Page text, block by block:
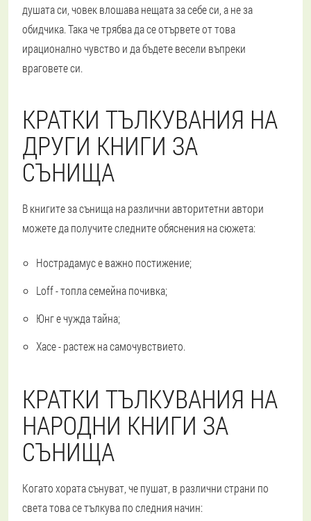
душата си, човек влошава нещата за себе си, а не за
обидчика. Така че трябва да се отървете от това
ирационално чувство и да бъдете весели въпреки
враговете си.
КРАТКИ ТЪЛКУВАНИЯ НА
ДРУГИ КНИГИ ЗА
СЪНИЩА
В книгите за сънища на различни авторитетни автори
можете да получите следните обяснения на сюжета:
Нострадамус е важно постижение;
Loff - топла семейна почивка;
Юнг е чужда тайна;
Хасе - растеж на самочувствието.
КРАТКИ ТЪЛКУВАНИЯ НА
НАРОДНИ КНИГИ ЗА
СЪНИЩА
Когато хората сънуват, че пушат, в различни страни по
света това се тълкува по следния начин: